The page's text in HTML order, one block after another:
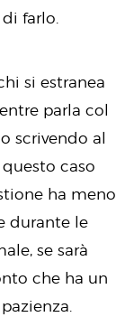
farlo.
si estranea
parla col
scrivendo al
caso
ha meno
durante le
se sarà
che ha un